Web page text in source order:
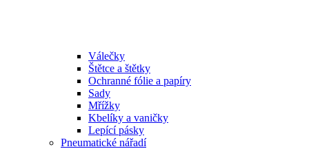
Válečky
Štětce a štětky
Ochranné fólie a papíry
Sady
Mřížky
Kbelíky a vaničky
Lepící pásky
Pneumatické nářadí